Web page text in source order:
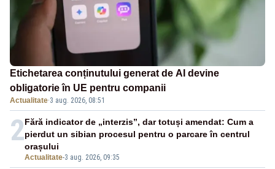
Etichetarea conținutului generat de AI devine
obligatorie în UE pentru companii
Actualitate·3 aug. 2026, 08:51
2
Actualitate-3 aug. 2026, 09:35
Fără indicator de „interzis”, dar totuși amendat: Cum a
pierdut un sibian procesul pentru o parcare în centrul
orașului